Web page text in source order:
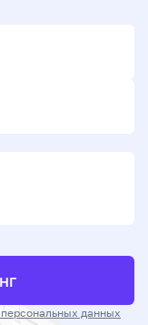
данных